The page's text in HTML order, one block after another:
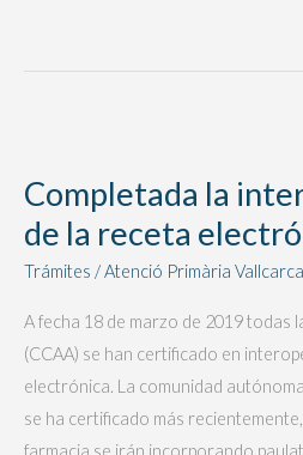
Completada la
de la receta
Trámites /Atenció Primària
A fecha 18 de marzo de 2019 todas
(CCAA) se han certificado en
electrónica. La comunidad
se ha certificado más
farmacia se irán incorporando
interoperabilidad
de
electrónica